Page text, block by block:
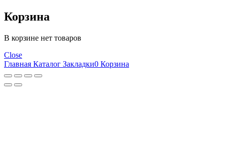
Корзина
В корзине нет товаров
Close
Главная Каталог Закладки0 Корзина